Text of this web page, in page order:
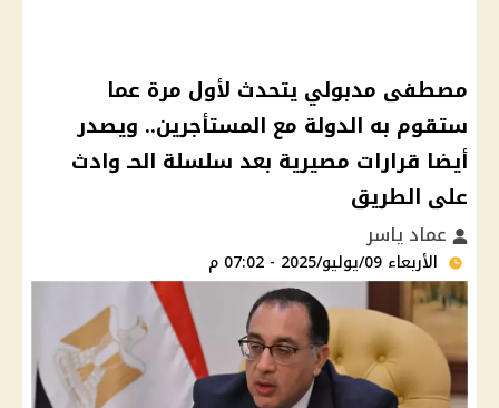
مصطفى مدبولي يتحدث لأول مرة عما
ستقوم به الدولة مع المستأجرين.. ويصدر
أيضا قرارات مصيرية بعد سلسلة الحـ وادث
على الطريق
عماد ياسر
الأربعاء 09/يوليو/2025 - 07:02 م